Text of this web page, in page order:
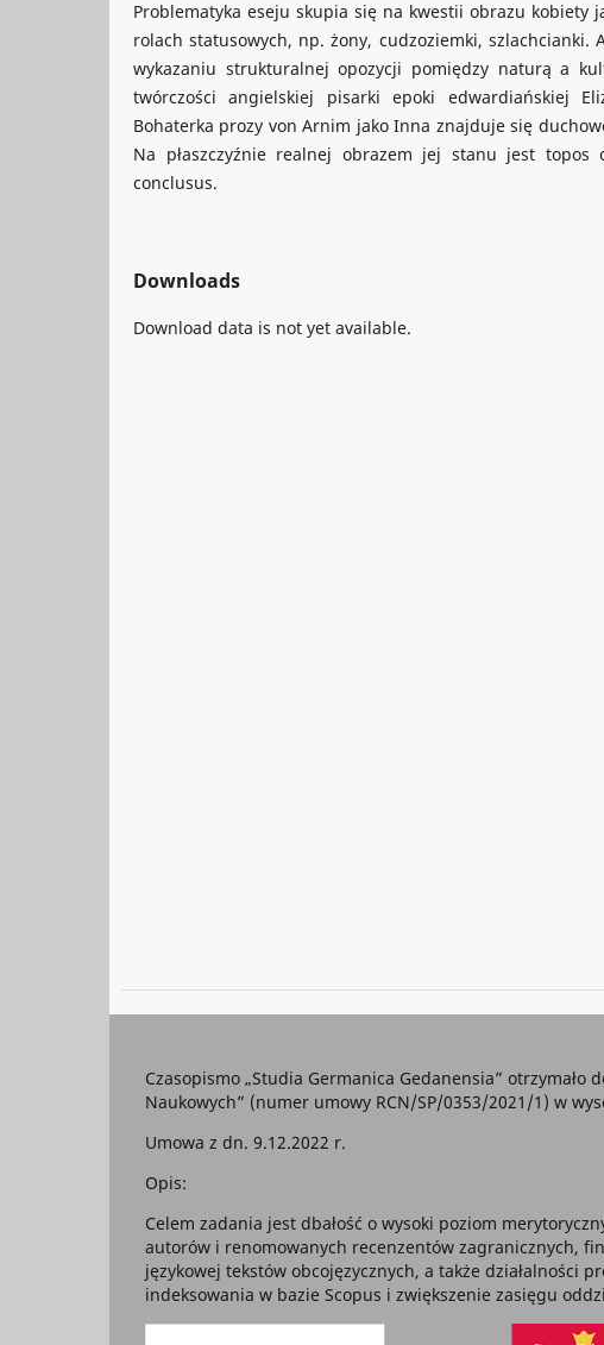
Problematyka eseju skupia się na kwestii obrazu kobiety
rolach statusowych, np. żony, cudzoziemki, szlachcianki.
wykazaniu strukturalnej opozycji pomiędzy naturą a
twórczości angielskiej pisarki epoki edwardiańskiej
Bohaterka prozy von Arnim jako Inna znajduje się
Na płaszczyźnie realnej obrazem jej stanu jest topos
conclusus.
Downloads
Download data is not yet available.
Czasopismo „Studia Germanica Gedanensia”
Naukowych” (numer umowy RCN/SP/0353/2021/1) w
Umowa z dn. 9.12.2022 r.
Opis:
Celem zadania jest dbałość o wysoki poziom
autorów i renomowanych recenzentów zagranicznych,
językowej tekstów obcojęzycznych, a także działalności
indeksowania w bazie Scopus i zwiększenie zasięgu